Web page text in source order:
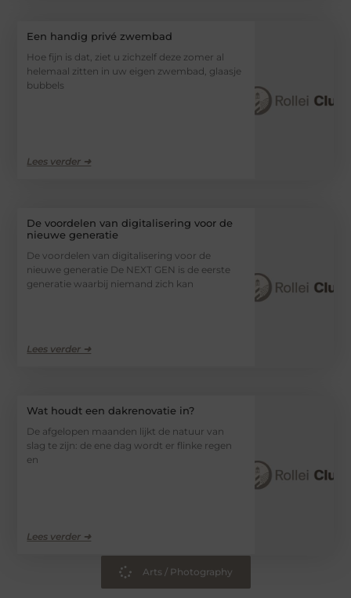
Een handig privé zwembad
Hoe fijn is dat, ziet u zichzelf deze zomer al
helemaal zitten in uw eigen zwembad, glaasje
bubbels
Lees verder ➜
De voordelen van digitalisering voor de
nieuwe generatie
De voordelen van digitalisering voor de
nieuwe generatie De NEXT GEN is de eerste
generatie waarbij niemand zich kan
Lees verder ➜
Wat houdt een dakrenovatie in?
De afgelopen maanden lijkt de natuur van
slag te zijn: de ene dag wordt er flinke regen
en
Lees verder ➜
Arts / Photography